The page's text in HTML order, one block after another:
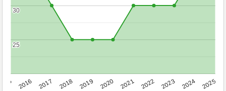
2016 2017 2018 2019 2020 2021 2022 2023 2024 2025
25
25
30
30